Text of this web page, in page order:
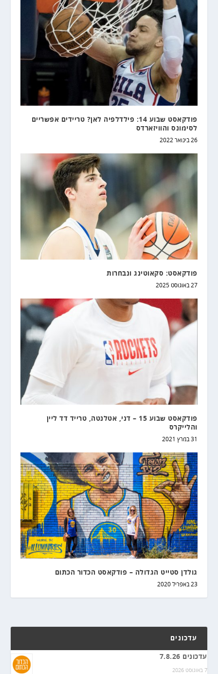
פודקאסט שבוע 14: פילדלפיה לאן? טריידים אפשריים
לסימונס והוויזארדס
26 בינואר 2022
פודקאסט: סקאוטינג ונבחרות
27 באוגוסט 2025
פודקאסט שבוע 15 – דני, אטלנטה, טרייד דד ליין
והלייקרס
31 במרץ 2021
גולדן סטייט הגדולה – פודקאסט הכדור הכתום
23 באפריל 2020
עדכונים
עדכונים 7.8.26
7 באוגוסט 2026